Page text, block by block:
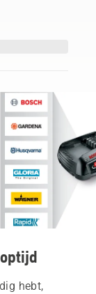
hebt,